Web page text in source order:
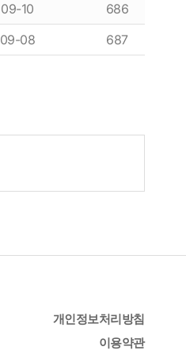
09-10
686
09-08 687
개인정보처리방침
이용약관